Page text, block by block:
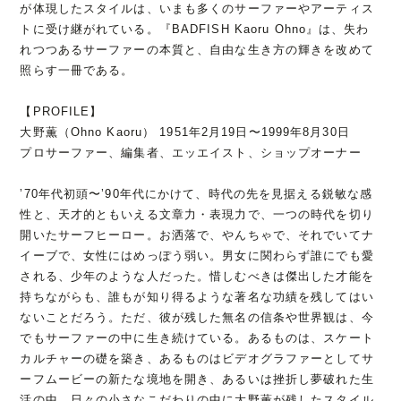
が体現したスタイルは、いまも多くのサーファーやアーティス
トに受け継がれている。『BADFISH Kaoru Ohno』は、失わ
れつつあるサーファーの本質と、自由な生き方の輝きを改めて
照らす一冊である。
【PROFILE】
⼤野薫（Ohno Kaoru） 1951年2⽉19⽇〜1999年8⽉30⽇
プロサーファー、編集者、エッエイスト、ショップオーナー
ʼ70年代初頭〜ʼ90年代にかけて、時代の先を⾒据える鋭敏な感
性と、天才的ともいえる⽂章⼒・表現⼒で、⼀つの時代を切り
開いたサーフヒーロー。お洒落で、やんちゃで、それでいてナ
イーブで、⼥性にはめっぽう弱い。男⼥に関わらず誰にでも愛
される、少年のような⼈だった。惜しむべきは傑出した才能を
持ちながらも、誰もが知り得るような著名な功績を残してはい
ないことだろう。ただ、彼が残した無名の信条や世界観は、今
でもサーファーの中に⽣き続けている。あるものは、スケート
カルチャーの礎を築き、あるものはビデオグラファーとしてサ
ーフムービーの新たな境地を開き、あるいは挫折し夢破れた⽣